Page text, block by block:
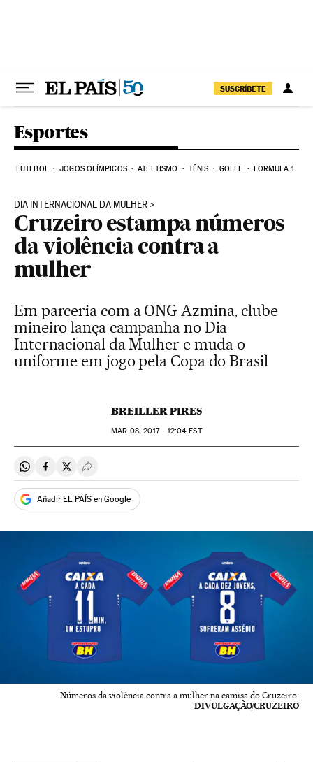
SUSCRÍBETE
Esportes
FUTEBOL JOGOS OLÍMPICOS ATLETISMO TÊNIS GOLFE FORMULA 1
DIA INTERNACIONAL DA MULHER
Cruzeiro estampa números
da violência contra a
mulher
Em parceria com a ONG Azmina, clube
mineiro lança campanha no Dia
Internacional da Mulher e muda o
uniforme em jogo pela Copa do Brasil
BREILLER PIRES
MAR 08, 2017 - 12:04 EST
Compartir en Whatsapp
Compartir en Facebook
Compartir en Twitter
Desplegar Redes Sociales
Añadir EL PAÍS en Google
Números da violência contra a mulher na camisa do Cruzeiro.
DIVULGAÇÃO/CRUZEIRO